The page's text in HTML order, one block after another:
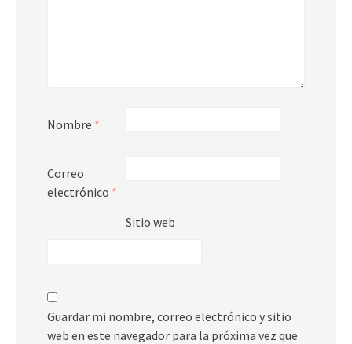
Nombre *
Correo
electrónico *
Sitio web
Guardar mi nombre, correo electrónico y sitio
web en este navegador para la próxima vez que